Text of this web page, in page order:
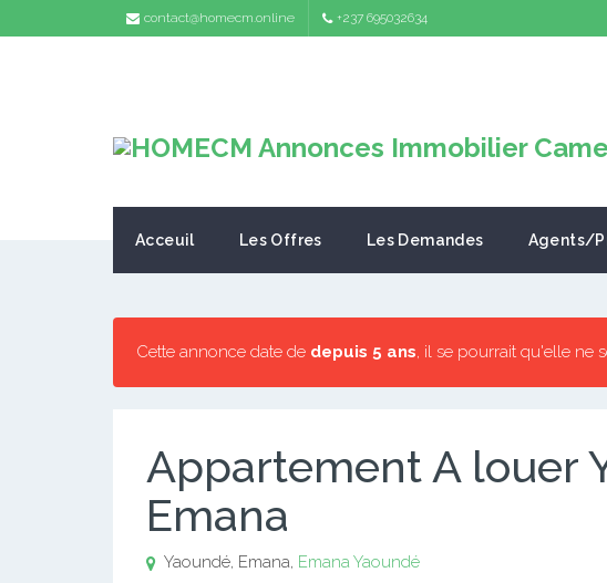
contact@homecm.online +237 695032634
Acceuil Les Offres Les Demandes Agents/
Cette annonce date de depuis 5 ans, il se pourrait qu'elle ne
Appartement A louer
Emana
Yaoundé, Emana, EmanaYaoundé